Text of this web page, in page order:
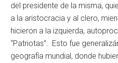
del presidente de la misma,
a la aristocracia y al clero,
hicieron a la izquierda,
“Patriotas”. Esto fue
geografía mundial, donde